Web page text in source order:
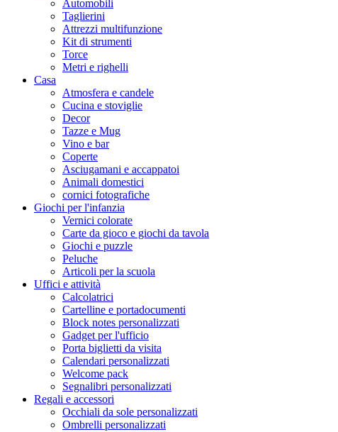
Automobili
Taglierini
Attrezzi multifunzione
Kit di strumenti
Torce
Metri e righelli
Casa
Atmosfera e candele
Cucina e stoviglie
Decor
Tazze e Mug
Vino e bar
Coperte
Asciugamani e accappatoi
Animali domestici
cornici fotografiche
Giochi per l'infanzia
Vernici colorate
Carte da gioco e giochi da tavola
Giochi e puzzle
Peluche
Articoli per la scuola
Uffici e attività
Calcolatrici
Cartelline e portadocumenti
Block notes personalizzati
Gadget per l'ufficio
Porta biglietti da visita
Calendari personalizzati
Welcome pack
Segnalibri personalizzati
Regali e accessori
Occhiali da sole personalizzati
Ombrelli personalizzati